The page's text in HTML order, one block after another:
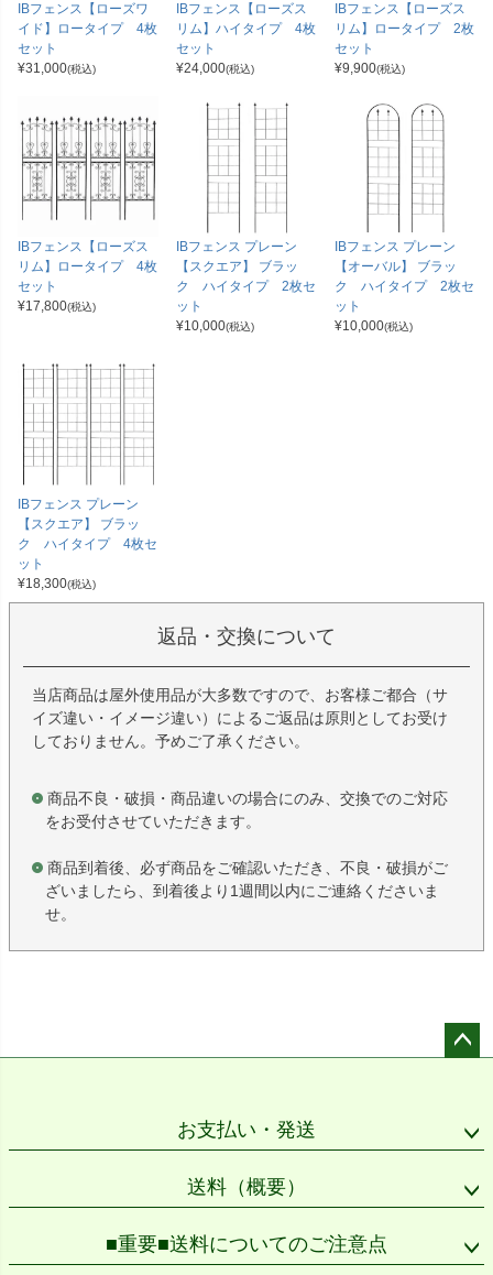
IBフェンス【ローズワ
イド】ロータイプ 4枚
セット
¥31,000(税込)
IBフェンス【ローズス
リム】ハイタイプ 4枚
セット
¥24,000(税込)
IBフェンス【ローズス
リム】ロータイプ 2枚
セット
¥9,900(税込)
IBフェンス【ローズス
リム】ロータイプ 4枚
セット
¥17,800(税込)
IBフェンス プレーン
【スクエア】 ブラッ
ク ハイタイプ 2枚セ
ット
¥10,000(税込)
IBフェンス プレーン
【オーバル】 ブラッ
ク ハイタイプ 2枚セ
ット
¥10,000(税込)
IBフェンス プレーン
【スクエア】 ブラッ
ク ハイタイプ 4枚セ
ット
¥18,300(税込)
返品・交換について
当店商品は屋外使用品が大多数ですので、お客様ご都合（サ
イズ違い・イメージ違い）によるご返品は原則としてお受け
しておりません。予めご了承ください。
商品不良・破損・商品違いの場合にのみ、交換でのご対応
をお受付させていただきます。
商品到着後、必ず商品をご確認いただき、不良・破損がご
ざいましたら、到着後より1週間以内にご連絡くださいま
せ。
お支払い・発送
送料（概要）
■重要■送料についてのご注意点